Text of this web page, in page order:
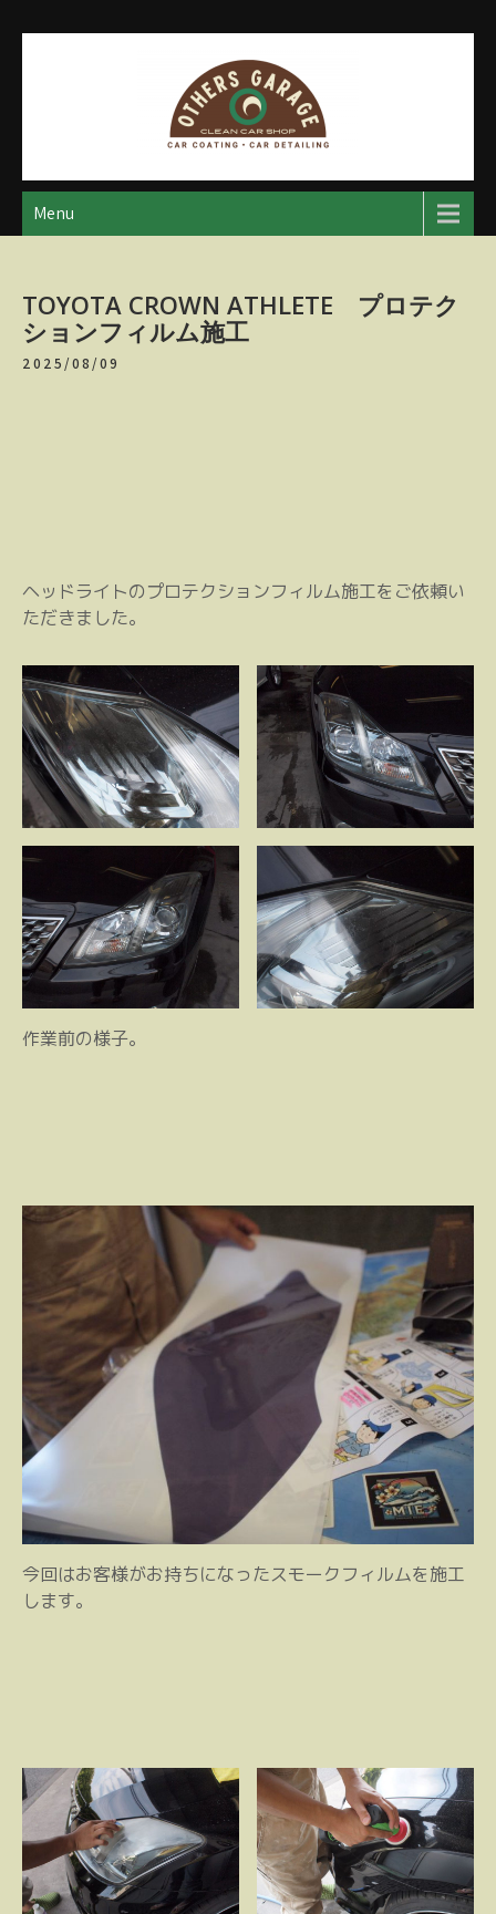
アザースガレージ
【神奈川・厚木・愛川】カーメンテナンス
Menu
TOYOTA CROWN ATHLETE プロテク
ションフィルム施工
2025/08/09
ヘッドライトのプロテクションフィルム施工をご依頼い
ただきました。
作業前の様子。
今回はお客様がお持ちになったスモークフィルムを施工
します。